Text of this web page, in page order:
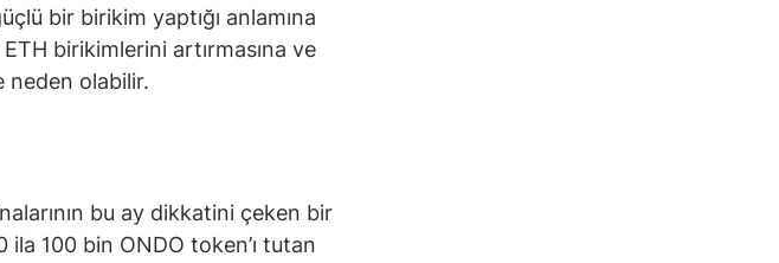
bir birikim yaptığı anlamına
ETH birikimlerini artırmasına ve
neden olabilir.
bu ay dikkatini çeken bir
ila 100 bin ONDO token’ı tutan